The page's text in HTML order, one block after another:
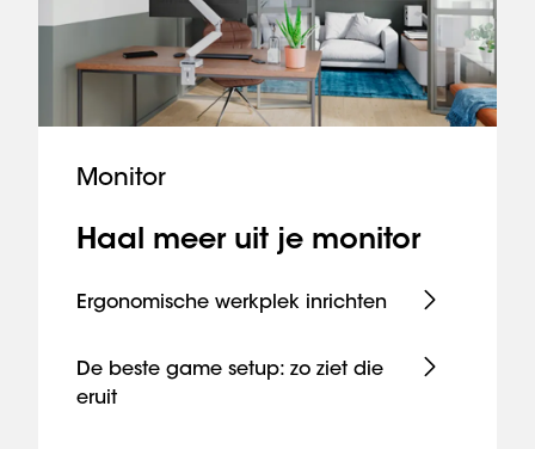
Monitor
Haal meer uit je monitor
Ergonomische werkplek inrichten
De beste game setup: zo ziet die
eruit